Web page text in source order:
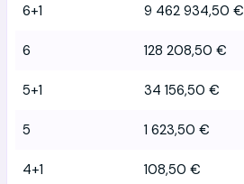
6+1 9 462 934,50 €
6 128 208,50 €
5+1 34 156,50 €
5 1 623,50 €
4+1 108,50 €